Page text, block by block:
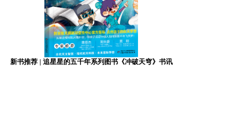
新书推荐 | 追星星的五千年系列图书《冲破天穹》书讯